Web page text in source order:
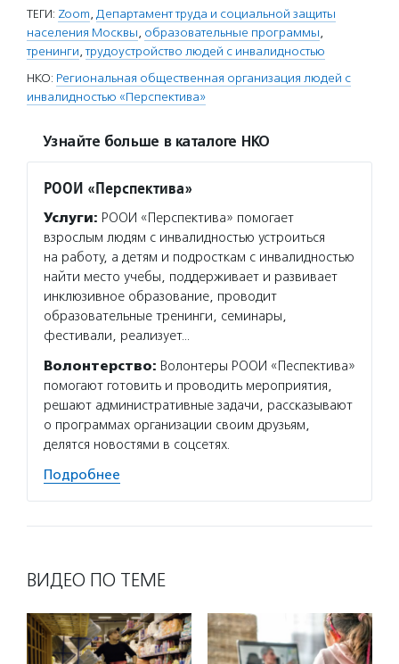
ТЕГИ: Zoom, Департамент труда и социальной защиты
населения Москвы, образовательные программы,
тренинги,трудоустройство людей с инвалидностью
НКО: Региональная общественная организация людей с
инвалидностью «Перспектива»
Узнайте больше в каталоге НКО
РООИ «Перспектива»
Услуги: РООИ «Перспектива» помогает
взрослым людям с инвалидностью устроиться
на работу, а детям и подросткам с инвалидностью
найти место учебы, поддерживает и развивает
инклюзивное образование, проводит
образовательные тренинги, семинары,
фестивали, реализует…
Волонтерство: Волонтеры РООИ «Песпектива»
помогают готовить и проводить мероприятия,
решают административные задачи, рассказывают
о программах организации своим друзьям,
делятся новостями в соцсетях.
Подробнее
ВИДЕО ПО ТЕМЕ